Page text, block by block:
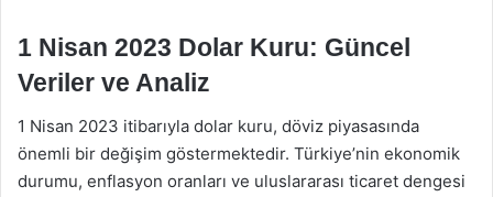
1 Nisan 2023 Dolar Kuru: Güncel
Veriler ve Analiz
1 Nisan 2023 itibarıyla dolar kuru, döviz piyasasında
önemli bir değişim göstermektedir. Türkiye’nin ekonomik
durumu, enflasyon oranları ve uluslararası ticaret dengesi